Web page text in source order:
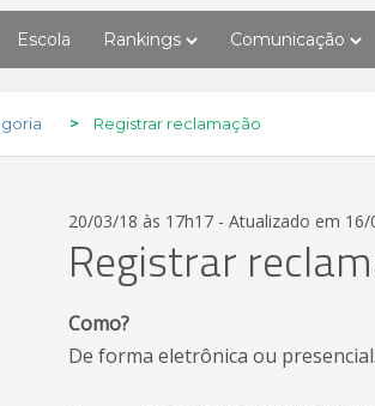
Escola Rankings Comunicação
> Registrar reclamação
20/03/18 às 17h17 - Atualizado em
Registrar
Como?
De forma eletrônica ou presencial.